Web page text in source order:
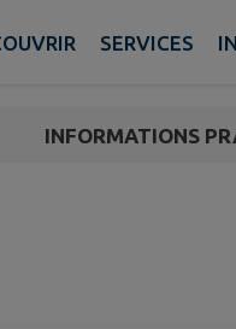
SERVICES
INFORMATIONS